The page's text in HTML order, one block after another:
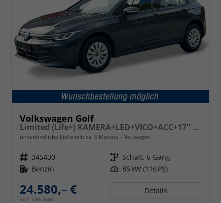
Volkswagen Golf
Limited (Life+) KAMERA+LED+VICO+ACC+17'' ALU
unverbindliche Lieferzeit: ca. 6 Monate Neuwagen
Fahrzeugnr. 345430 Getriebe Schalt. 6-Gang
Kraftstoff Benzin Leistung 85 kW (116 PS)
24.580,– €
incl. 19% MwSt.
Details